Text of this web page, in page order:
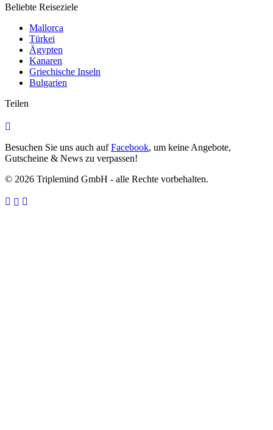
Beliebte Reiseziele
Mallorca
Türkei
Ägypten
Kanaren
Griechische Inseln
Bulgarien
Teilen
Besuchen Sie uns auch aufFacebook, um keine Angebote,
Gutscheine & News zu verpassen!
© 2026 Triplemind GmbH - alle Rechte vorbehalten.